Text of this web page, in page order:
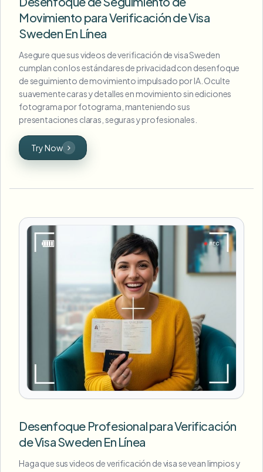
Movimiento para Verificación de Visa
Sweden En Línea
Asegure que sus videos de verificación de visa Sweden
cumplan con los estándares de privacidad con desenfoque
de seguimiento de movimiento impulsado por IA. Oculte
suavemente caras y detalles en movimiento sin ediciones
fotograma por fotograma, manteniendo sus
presentaciones claras, seguras y profesionales.
Try Now
Desenfoque Profesional para Verificación
de Visa Sweden En Línea
Haga que sus videos de verificación de visa se vean limpios y